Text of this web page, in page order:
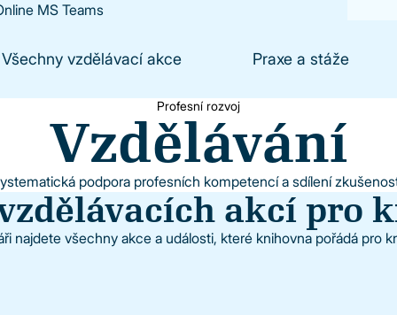
MS Teams
Všechny vzdělávací akce Praxe a stáže
Profesní rozvoj
Vzdělávání
podpora profesních kompetencí a sdílení
akcí pro
najdete všechny akce a události, které knihovna pořádá pro